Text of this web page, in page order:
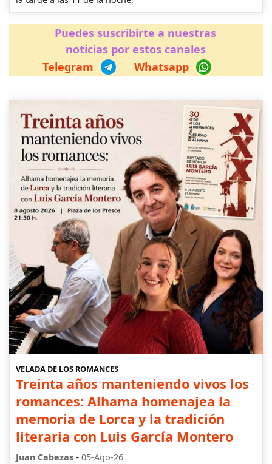
Puedes suscribirte a nuestras
noticias por estos canales
Telegram
Whatsapp
VELADA DE LOS ROMANCES
Treinta años manteniendo vivos los
romances: Alhama homenajea la
memoria de Lorca y la tradición
literaria con Luis García Montero
Juan Cabezas - 05-Ago-26